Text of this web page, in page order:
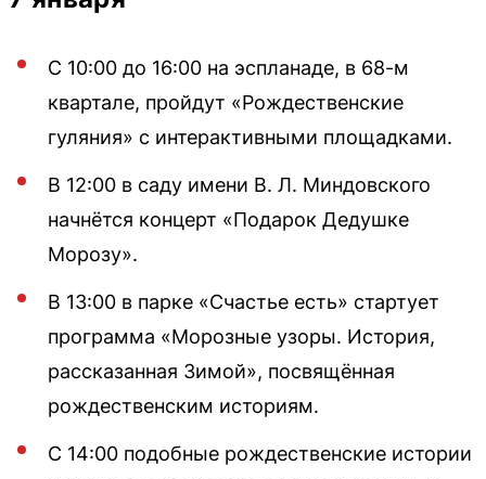
С 10:00 до 16:00 на эспланаде, в 68-м
квартале, пройдут «Рождественские
гуляния» с интерактивными площадками.
В 12:00 в саду имени В. Л. Миндовского
начнётся концерт «Подарок Дедушке
Морозу».
В 13:00 в парке «Счастье есть» стартует
программа «Морозные узоры. История,
рассказанная Зимой», посвящённая
рождественским историям.
С 14:00 подобные рождественские истории